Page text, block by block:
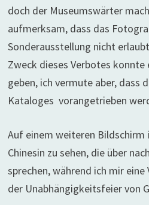
doch der Museumswärter
aufmerksam, dass das
Sonderausstellung nicht
Zweck dieses Verbotes konnte
geben, ich vermute aber, dass
Kataloges vorangetrieben
Auf einem weiteren Bildschirm
Chinesin zu sehen, die über
sprechen, während ich mir
der Unabhängigkeitsfeier von